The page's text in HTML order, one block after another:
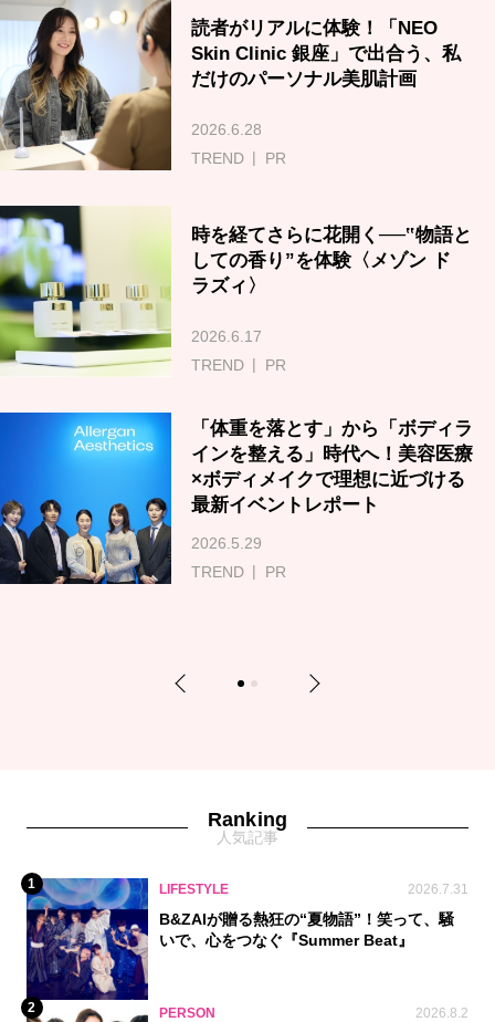
読者がリアルに体験！「NEO
Skin Clinic 銀座」で出合う、私
だけのパーソナル美肌計画
2026.6.28
TREND
PR
時を経てさらに花開く──‟物語と
しての香り”を体験〈メゾン ド
ラズィ〉
2026.6.17
TREND
PR
「体重を落とす」から「ボディラ
インを整える」時代へ！美容医療
×ボディメイクで理想に近づける
最新イベントレポート
2026.5.29
TREND
PR
Previous 1 2 Next
Ranking
人気記事
1 LIFESTYLE 2026.7.31
B&ZAIが贈る熱狂の“夏物語”！笑って、騒
いで、心をつなぐ『Summer Beat』
2 PERSON 2026.8.2